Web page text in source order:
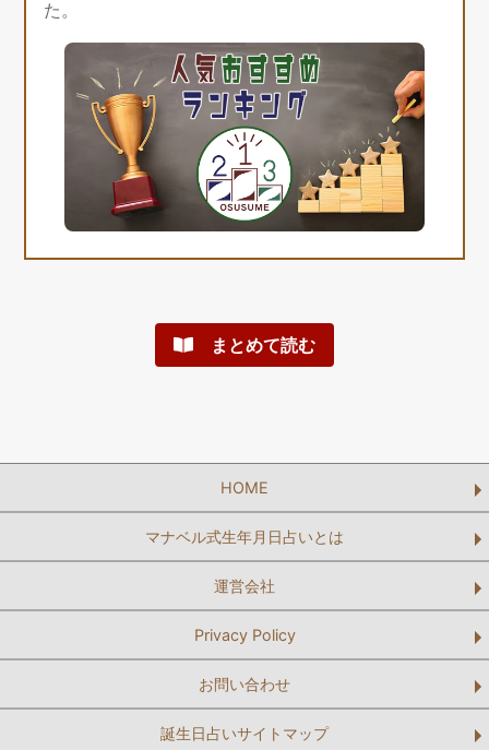
た。
まとめて読む
HOME
マナベル式生年月日占いとは
運営会社
Privacy Policy
お問い合わせ
誕生日占いサイトマップ